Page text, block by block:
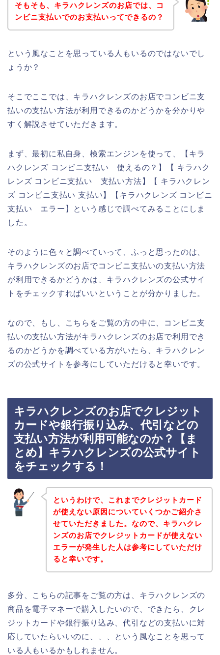
そもそも、キラハクレンズのお店では、コ
ンビニ支払いでのお支払いってできるの？
という風なことを思っている人もいるのではないでし
ょうか？
そこでここでは、キラハクレンズのお店でコンビニ支
払いの支払い方法が利用できるのかどうかを分かりや
すく解説させていただきます。
まず、最初に私自身、検索エンジンを使って、【キラ
ハクレンズ コンビニ支払い 使えるの？】【 キラハク
レンズ コンビニ支払い 支払い方法】【 キラハクレン
ズ コンビニ支払い 支払い】【キラハクレンズ コンビニ
支払い エラー】という感じで調べてみることにしま
した。
そのように色々と調べていって、ふっと思ったのは、
キラハクレンズのお店でコンビニ支払いの支払い方法
が利用できるかどうかは、キラハクレンズの公式サイ
トをチェックすればいいということが分かりました。
なので、もし、こちらをご覧の方の中に、コンビニ支
払いの支払い方法がキラハクレンズのお店で利用でき
るのかどうかを調べている方がいたら、キラハクレン
ズの公式サイトを参考にしていただけると幸いです。
キラハクレンズのお店でクレジット
カードや銀行振り込み、代引などの
支払い方法が利用可能なのか？【ま
とめ】キラハクレンズの公式サイト
をチェックする！
というわけで、これまでクレジットカード
が使えない原因についていくつかご紹介さ
せていただきました。なので、キラハクレ
ンズのお店でクレジットカードが使えない
エラーが発生した人は参考にしていただけ
ると幸いです。
多分、こちらの記事をご覧の方は、キラハクレンズの
商品を電子マネーで購入したいので、できたら、クレ
ジットカードや銀行振り込み、代引などの支払いに対
応していたらいいのに、、、という風なことを思って
いる人もいるかもしれません。